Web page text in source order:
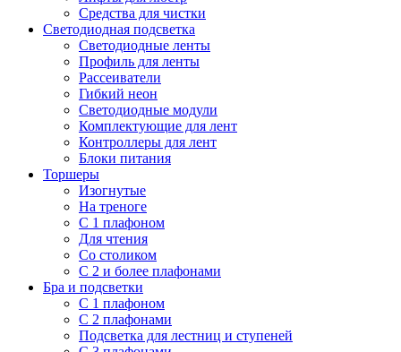
Средства для чистки
Светодиодная подсветка
Светодиодные ленты
Профиль для ленты
Рассеиватели
Гибкий неон
Светодиодные модули
Комплектующие для лент
Контроллеры для лент
Блоки питания
Торшеры
Изогнутые
На треноге
С 1 плафоном
Для чтения
Со столиком
С 2 и более плафонами
Бра и подсветки
С 1 плафоном
С 2 плафонами
Подсветка для лестниц и ступеней